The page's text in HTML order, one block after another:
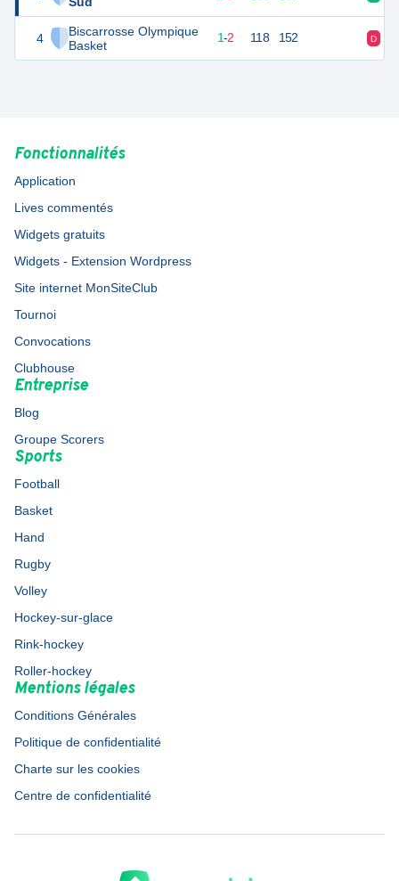
4
Biscarrosse Olympique
Basket
4 3 1-2 118 152 D
Fonctionnalités
Application
Lives commentés
Widgets gratuits
Widgets - Extension Wordpress
Site internet MonSiteClub
Tournoi
Convocations
Clubhouse
Entreprise
Blog
Groupe Scorers
Sports
Football
Basket
Hand
Rugby
Volley
Hockey-sur-glace
Rink-hockey
Roller-hockey
Mentions légales
Conditions Générales
Politique de confidentialité
Charte sur les cookies
Centre de confidentialité